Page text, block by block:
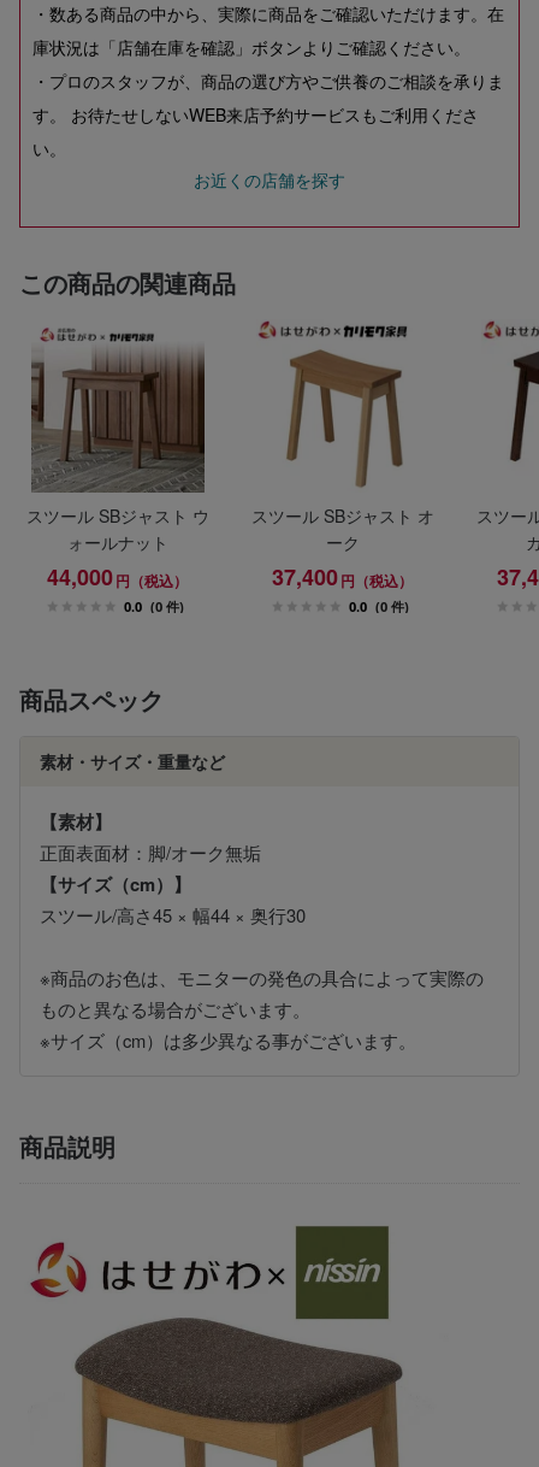
・数ある商品の中から、実際に商品をご確認いただけます。在
庫状況は「店舗在庫を確認」ボタンよりご確認ください。
・プロのスタッフが、商品の選び方やご供養のご相談を承りま
す。 お待たせしないWEB来店予約サービスもご利用くださ
い。
お近くの店舗を探す
この商品の関連商品
スツール SBジャスト ウ
ォールナット
44,000円（税込）
0.0 (0 件)
スツール SBジャスト オ
ーク
37,400円（税込）
0.0 (0 件)
スツー
商品スペック
素材・サイズ・重量など
【素材】
正面表面材：脚/オーク無垢
【サイズ（cm）】
スツール/高さ45 × 幅44 × 奥行30
※商品のお色は、モニターの発色の具合によって実際の
ものと異なる場合がございます。
※サイズ（cm）は多少異なる事がございます。
商品説明